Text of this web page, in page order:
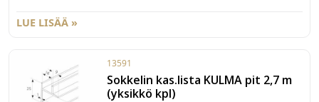
LUE LISÄÄ »
13591
Sokkelin kas.lista KULMA pit 2,7 m
(yksikkö kpl)